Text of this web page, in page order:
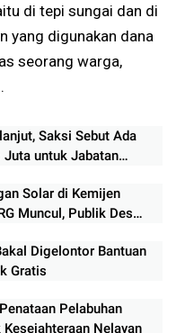
di tepi sungai dan di
yang digunakan dana
seorang warga,
Saksi Sebut Ada
untuk Jabatan
Solar di Kemijen
Muncul, Publik Desak
Digelontor Bantuan
Gratis
Pelabuhan
Nelayan